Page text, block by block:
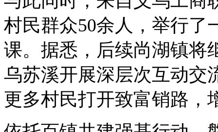
村民群众50余人，举行了
课。据悉，后续尚湖镇将
乌苏溪开展深层次互动交
更多村民打开致富销路，